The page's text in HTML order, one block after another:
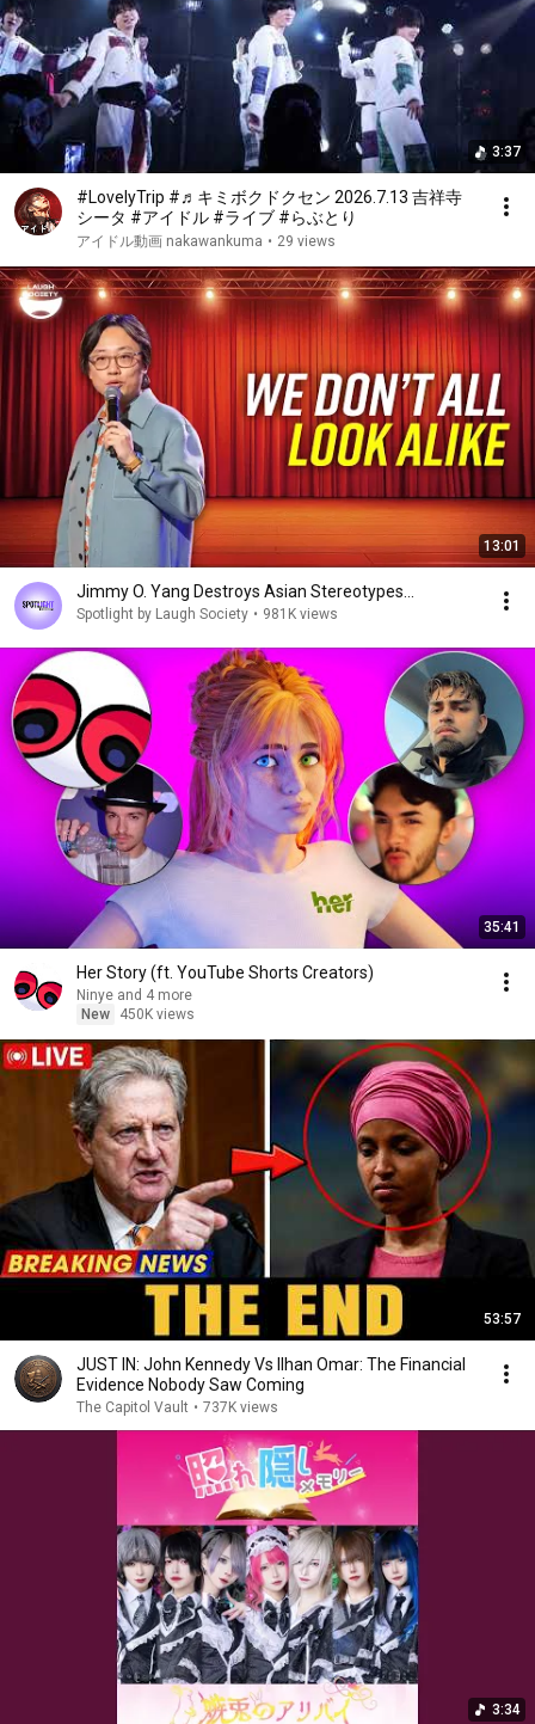
3:37
#LovelyTrip #♬キミボクドクセン 2026.7.13 吉祥寺
シータ #アイドル #ライブ #らぶとり
アイドル動画 nakawankuma • 29 views
13:01
Jimmy O. Yang Destroys Asian Stereotypes...
Spotlight by Laugh Society • 981K views
35:41
Her Story (ft. YouTube Shorts Creators)
Ninye and 4 more
New
450K views
53:57
JUST IN: John Kennedy Vs Ilhan Omar: The Financial
Evidence Nobody Saw Coming
The Capitol Vault • 737K views
3:34